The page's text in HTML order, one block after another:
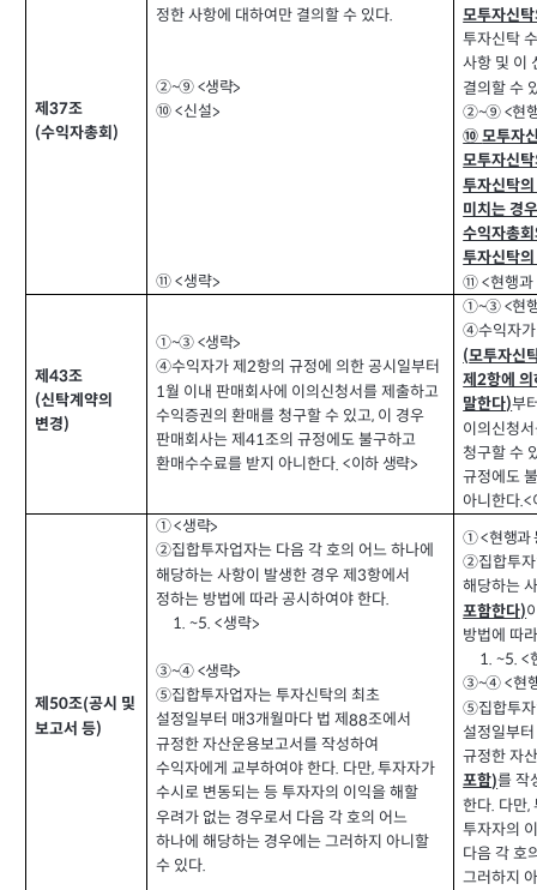
제37조
(수익자총회 )
정한 사항에 대하여만 결의할 수 있다.
②~⑨ <생략>
⑩ <신설>
⑪ <생략>
모투자신
투자신탁
사항 및 이
결의할 수
②~⑨ <현
⑩모투자
모투자신
투자신탁
미치는 경
수익자총
투자신탁
⑪ <현행과
제43조
(신탁계약의
변경)
①~③ <생략>
④수익자가 제2항의 규정에 의한 공시일부터
1월 이내 판매회사에 이의신청서를 제출하고
수익증권의 환매를 청구할 수 있고, 이 경우
판매회사는 제41조의 규정에도 불구하고
환매수수료를 받지 아니한다.<이하 생략>
①~③ <현
④수익자
(모투자신
제2항에
말한다)부
이의신청
청구할 수
규정에도
아니한다.<
제 50조(공시 및
보고서 등)
① <생략>
②집합투자업자는 다음 각 호의 어느 하나에
해당하는 사항이 발생한 경우 제3항에서
정하는 방법에 따라 공시하여야 한다.
1. ~5. <생략>
③~④<생략>
⑤집합투자업자는 투자신탁의 최초
설정일부터 매3개월마다 법 제88조에서
규정한 자산운용보고서를 작성하여
수익자에게 교부하여야 한다. 다만,투자자가
수시로 변동되는 등 투자자의 이익을 해할
우려가 없는 경우로서 다음 각 호의 어느
하나에 해당하는 경우에는 그러하지 아니할
수 있다.
① <현행과
②집합투
해당하는
포함한다)
방법에 따
1. ~5. <
③~④<현
⑤집합투자
설정일부
규정한 자
포함)를 작
한다. 다만,
투자자의
다음 각 호
그러하지